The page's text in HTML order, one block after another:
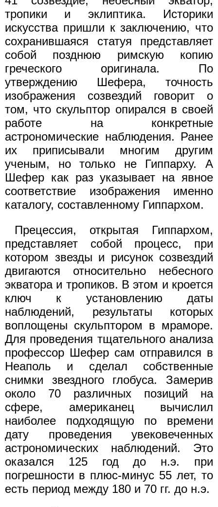
тропики и эклиптика. Историки
искусства пришли к заключению, что
сохранившаяся статуя представляет
собой позднюю римскую копию
греческого оригинала. По
утверждению Шефера, точность
изображения созвездий говорит о
том, что скульптор опирался в своей
работе на конкретные
астрономические наблюдения. Ранее
их приписывали многим другим
ученым, но только не Гиппарху. А
Шефер как раз указывает на явное
соответствие изображения именно
каталогу, составленному Гиппархом.
Прецессия, открытая Гиппархом,
представляет собой процесс, при
котором звезды и рисунок созвездий
двигаются относительно небесного
экватора и тропиков. В этом и кроется
ключ к установлению даты
наблюдений, результаты которых
воплощены скульптором в мраморе.
Для проведения тщательного анализа
профессор Шефер сам отправился в
Неаполь и сделал собственные
снимки звездного глобуса. Замерив
около 70 различных позиций на
сфере, американец вычислил
наиболее подходящую по времени
дату проведения увековеченных
астрономических наблюдений. Это
оказался 125 год до н.э. при
погрешности в плюс-минус 55 лет, то
есть период между 180 и 70 гг. до н.э.